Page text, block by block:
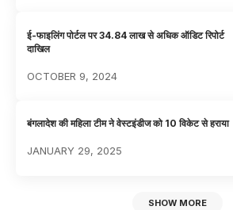
ई-फाइलिंग पोर्टल पर 34.84 लाख से अधिक ऑडिट रिपोर्ट
दाखिल
OCTOBER 9, 2024
बंगलादेश की महिला टीम ने वेस्टइंडीज को 10 विकेट से हराया
JANUARY 29, 2025
SHOW MORE